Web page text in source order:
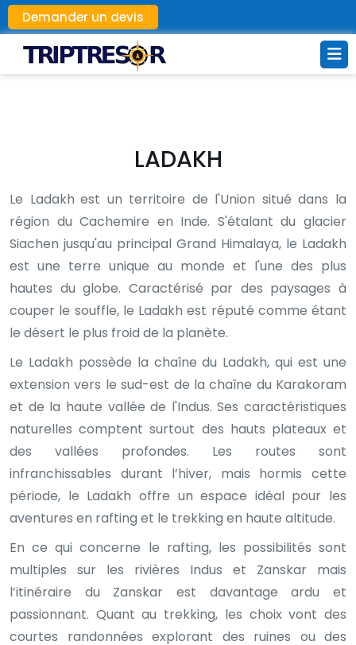
Demander un devis
LADAKH
Le Ladakh est un territoire de l'Union situé dans la
région du Cachemire en Inde. S'étalant du glacier
Siachen jusqu'au principal Grand Himalaya, le Ladakh
est une terre unique au monde et l'une des plus
hautes du globe. Caractérisé par des paysages à
couper le souffle, le Ladakh est réputé comme étant
le désert le plus froid de la planète.
Le Ladakh possède la chaîne du Ladakh, qui est une
extension vers le sud-est de la chaîne du Karakoram
et de la haute vallée de l'Indus. Ses caractéristiques
naturelles comptent surtout des hauts plateaux et
des vallées profondes. Les routes sont
infranchissables durant l’hiver, mais hormis cette
période, le Ladakh offre un espace idéal pour les
aventures en rafting et le trekking en haute altitude.
En ce qui concerne le rafting, les possibilités sont
multiples sur les rivières Indus et Zanskar mais
l’itinéraire du Zanskar est davantage ardu et
passionnant. Quant au trekking, les choix vont des
courtes randonnées explorant des ruines ou des